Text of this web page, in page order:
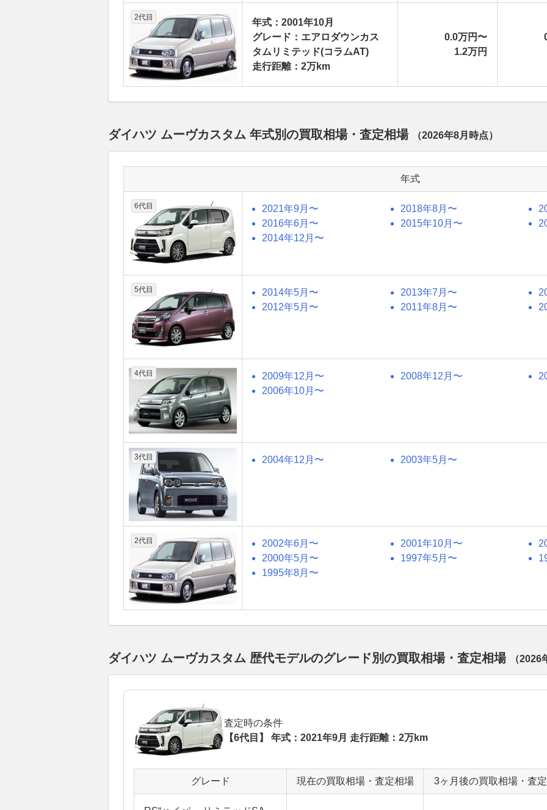
2代目
年式：2001年10月
グレード：エアロダウンカス
タムリミテッド(コラムAT)
走行距離：2万km
0.0万円〜
1.2万円
ダイハツ ムーヴカスタム 年式別の買取相場・査定相場 （2026年8月 時点）
年式
6代目 2021年9月〜 2018年8月〜
2016年6月〜
2015年10月〜
2014年12月〜
5代目 2014年5月〜 2013年7月〜
2012年5月〜
2011年8月〜
4代目 2009年12月〜 2008年12月〜
2006年10月〜
3代目 2004年12月〜 2003年5月〜
2代目 2002年6月〜 2001年10月〜
2000年5月〜
1997年5月〜
1995年8月〜
ダイハツ ムーヴカスタム 歴代モデルのグレード別の買取相場・査定相場 （2026
査定時の条件
【6代目】 年式：2021年9月 走行距離：2万km
グレード 現在の買取相場・査定相場 3ヶ月後の買取相場・査